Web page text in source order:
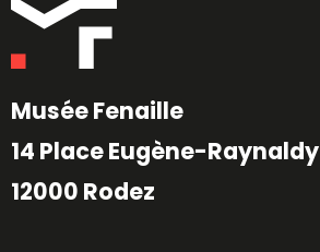
Musée Fenaille
14 Place Eugène-Raynaldy
12000 Rodez